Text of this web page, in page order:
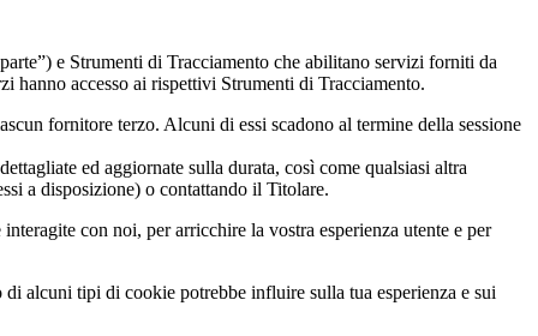
e Strumenti di Tracciamento che abilitano servizi forniti da
hanno accesso ai rispettivi Strumenti di Tracciamento.
fornitore terzo. Alcuni di essi scadono al termine della sessione
ed aggiornate sulla durata, così come qualsiasi altra
a disposizione) o contattando il Titolare.
con noi, per arricchire la vostra esperienza utente e per
alcuni tipi di cookie potrebbe influire sulla tua esperienza e sui